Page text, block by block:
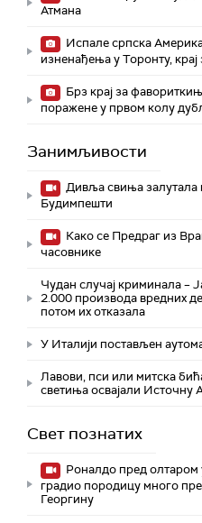
Атмана
Испале српска
изненађења у Торонту,
Брз крај за
поражене у првом колу
Занимљивости
Дивља свиња залутала
Будимпешти
Како се Предраг из
часовнике
Чудан случај криминала –
2.000 производа вредних
потом их отказала
У Италији постављен
Лавови, пси или митска
светиња освајали Источну
Свет познатих
Роналдо пред олтаром
градио породицу много
Георгину